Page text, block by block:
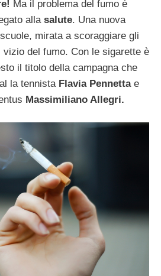
Ma il problema del fumo è
alla salute. Una nuova
mirata a scoraggiare gli
del fumo. Con le sigarette è
il titolo della campagna che
la tennista Flavia Pennettae
Massimiliano Allegri.